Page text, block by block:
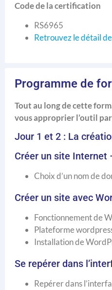
Code de la certification
RS6965
Retrouvez le détail
Programme de
Tout au long de cette
vous approprier l’outil
Jour 1 et 2 : La
Créer un site Internet
Choix d’un nom de
Créer un site avec
Fonctionnement de
Plateforme
Installation de
Se repérer dans
Repérer dans